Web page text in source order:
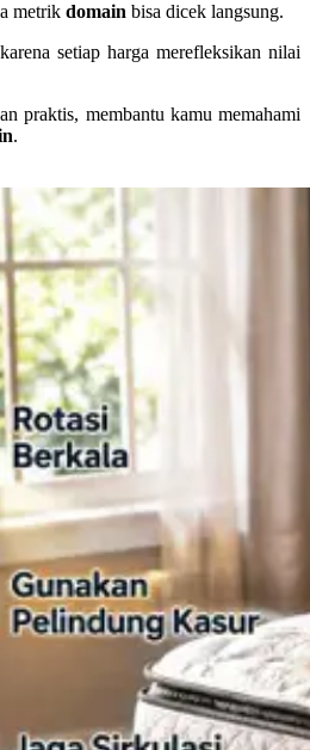
metrik domain bisa dicek langsung.
setiap harga merefleksikan nilai
praktis, membantu kamu memahami
.